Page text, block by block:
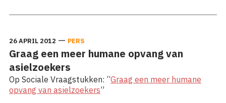
26 APRIL 2012 — PERS
Graag een meer humane opvang van
asielzoekers
Op Sociale Vraagstukken: “Graag een meer humane
opvang van asielzoekers”